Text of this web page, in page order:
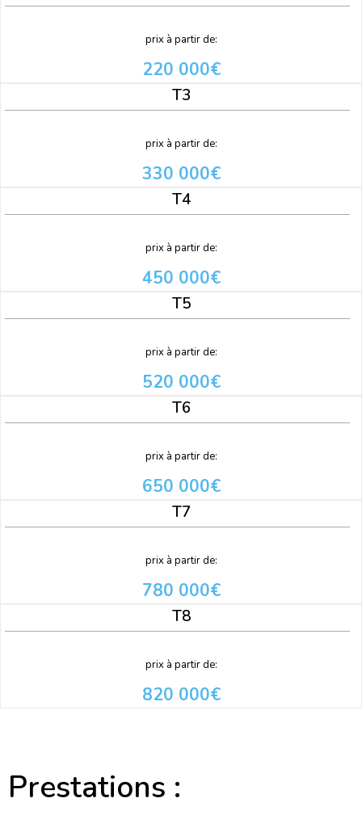
prix à partir de:
220 000€
T3
prix à partir de:
330 000€
T4
prix à partir de:
450 000€
T5
prix à partir de:
520 000€
T6
prix à partir de:
650 000€
T7
prix à partir de:
780 000€
T8
prix à partir de:
820 000€
Prestations :